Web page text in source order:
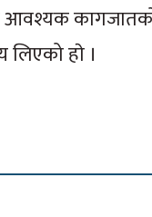
आवश्यक
लिएको हाे ।